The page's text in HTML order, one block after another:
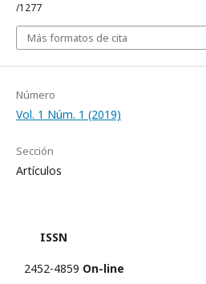
/1277
Más formatos de cita
Número
Vol. 1 Núm. 1 (2019)
Sección
Artículos
ISSN
2452-4859 On-line